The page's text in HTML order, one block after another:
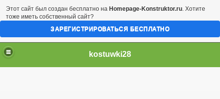
kostuwki28
Этот сайт был создан бесплатно на Homepage-Konstruktor.ru. Хотите
тоже иметь собственный сайт?
ЗАРЕГИСТРИРОВАТЬСЯ БЕСПЛАТНО